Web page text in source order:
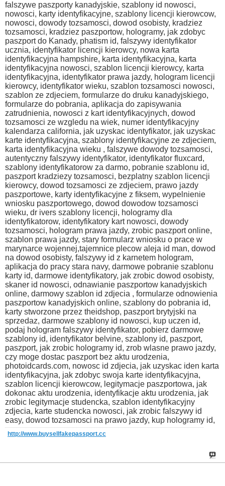
falszywe paszporty kanadyjskie, szablony id nowosci,
nowosci, karty identyfikacyjne, szablony licencji kierowcow,
nowosci, dowody tozsamosci, dowod osobisty, kradziez
tozsamosci, kradziez paszportow, hologramy, jak zdobyc
paszport do Kanady, phatism id, falszywy identyfikator
ucznia, identyfikator licencji kierowcy, nowa karta
identyfikacyjna hampshire, karta identyfikacyjna, karta
identyfikacyjna nowosci, szablon licencji kierowcy, karta
identyfikacyjna, identyfikator prawa jazdy, hologram licencji
kierowcy, identyfikator wieku, szablon tozsamosci nowosci,
szablon ze zdjeciem, formularze do druku kanadyjskiego,
formularze do pobrania, aplikacja do zapisywania
zatrudnienia, nowosci z kart identyfikacyjnych, dowod
tozsamosci ze wzgledu na wiek, numer identyfikacyjny
kalendarza california, jak uzyskac identyfikator, jak uzyskac
karte identyfikacyjna, szablony identyfikacyjne ze zdjeciem,
karta identyfikacyjna wieku , falszywe dowody tozsamosci,
autentyczny falszywy identyfikator, identyfikator fluxcard,
szablony identyfikatorow za darmo, pobranie szablonu id,
paszport kradziezy tozsamosci, bezplatny szablon licencji
kierowcy, dowod tozsamosci ze zdjeciem, prawo jazdy
paszportowe, karty identyfikacyjne z fiksem, wypelnienie
wniosku paszportowego, dowod dowodow tozsamosci
wieku, dr ivers szablony licencji, hologramy dla
identyfikatorow, identyfikatory kart nowosci, dowody
tozsamosci, hologram prawa jazdy, zrobic paszport online,
szablon prawa jazdy, stary formularz wniosku o prace w
marynarce wojennej,tajemnice plecow aleja id man, dowod
na dowod osobisty, falszywy id z karnetem hologram,
aplikacja do pracy stara navy, darmowe pobranie szablonu
karty id, darmowe identyfikatory, jak zrobic dowod osobisty,
skaner id nowosci, odnawianie paszportow kanadyjskich
online, darmowy szablon id zdjecia , formularze odnowienia
paszportow kanadyjskich online, szablony do pobrania id,
karty stworzone przez theidshop, paszport brytyjski na
sprzedaz, darmowe szablony id nowosci, kup uczen id,
podaj hologram falszywy identyfikator, pobierz darmowe
szablony id, identyfikator belvine, szablony id, paszport,
paszport, jak zrobic hologramy id, zrob wlasne prawo jazdy,
czy moge dostac paszport bez aktu urodzenia,
photoidcards.com, nowosc id zdjecia, jak uzyskac iden karta
identyfikacyjna, jak zdobyc swoja karte identyfikacyjna,
szablon licencji kierowcow, legitymacje paszportowa, jak
dokonac aktu urodzenia, identyfikacje aktu urodzenia, jak
zrobic legitymacje studencka, szablon identyfikacyjny
zdjecia, karte studencka nowosci, jak zrobic falszywy id
easy, dowod tozsamosci na prawo jazdy, kup hologramy id,
http://www.buysellfakepassport.cc